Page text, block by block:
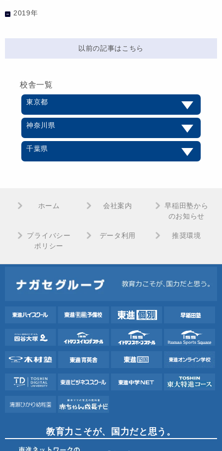
2019年
以前の記事はこちら
校舎一覧
東京都
神奈川県
千葉県
ホーム 会社案内
早稲田塾から
のお知らせ
プライバシー
ポリシー
データ利用 推奨環境
教育力こそが、国力だと思う。